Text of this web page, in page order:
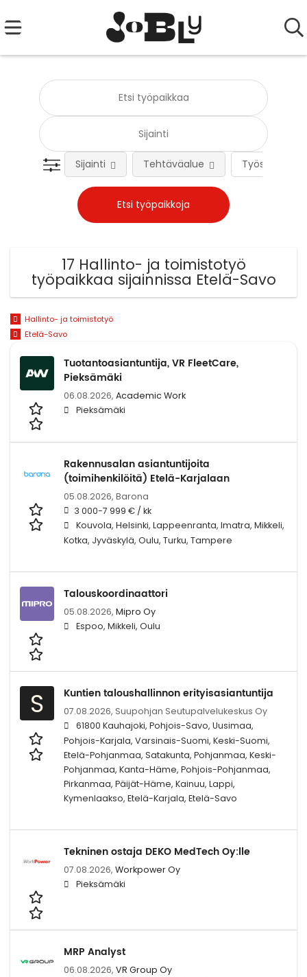
Työsuhteen
Sijainti Tehtäväalue
17 Hallinto- ja toimistotyö
työpaikkaa sijainnissa Etelä-Savo
Hallinto- ja toimistotyö
Etelä-Savo
Tuotantoasiantuntija, VR FleetCare,
Pieksämäki
06.08.2026, Academic Work
Pieksämäki
Rakennusalan asiantuntijoita
(toimihenkilöitä) Etelä-Karjalaan
05.08.2026, Barona
3 000-7 999 € / kk
Kouvola, Helsinki, Lappeenranta, Imatra, Mikkeli,
Kotka, Jyväskylä, Oulu, Turku, Tampere
Talouskoordinaattori
05.08.2026, Mipro Oy
Espoo, Mikkeli, Oulu
S Kuntien taloushallinnon erityisasiantuntija
07.08.2026, Suupohjan Seutupalvelukeskus Oy
61800 Kauhajoki, Pohjois-Savo, Uusimaa,
Pohjois-Karjala, Varsinais-Suomi, Keski-Suomi,
Etelä-Pohjanmaa, Satakunta, Pohjanmaa, Keski-
Pohjanmaa, Kanta-Häme, Pohjois-Pohjanmaa,
Pirkanmaa, Päijät-Häme, Kainuu, Lappi,
Kymenlaakso, Etelä-Karjala, Etelä-Savo
Tekninen ostaja DEKO MedTech Oy:lle
07.08.2026, Workpower Oy
Pieksämäki
MRP Analyst
06.08.2026, VR Group Oy